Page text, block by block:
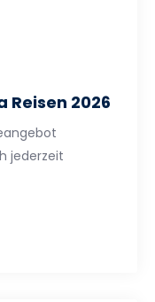
Reisen 2026
jederzeit